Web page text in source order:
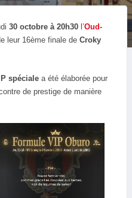
30 octobre à 20h30 l’Oud-
leur 16ème finale de Croky
spéciale a été élaborée pour
de prestige de manière